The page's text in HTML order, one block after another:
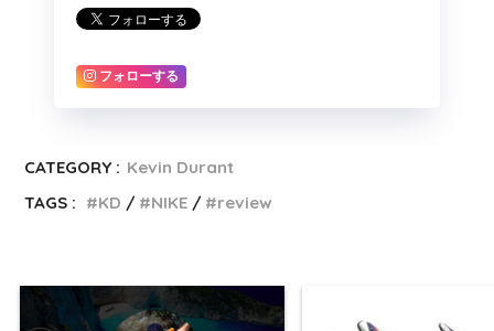
フォローする
CATEGORY : Kevin Durant
TAGS :
KD NIKE review